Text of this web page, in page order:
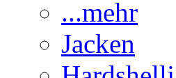
...mehr
Jacken